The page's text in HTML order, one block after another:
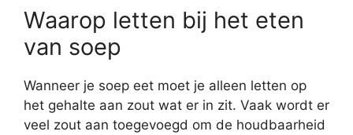
Waarop letten bij het eten
van soep
Wanneer je soep eet moet je alleen letten op
het gehalte aan zout wat er in zit. Vaak wordt er
veel zout aan toegevoegd om de houdbaarheid